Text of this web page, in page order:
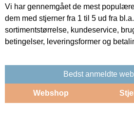
Vi har gennemgået de mest
dem med stjerner fra 1 til 5 ud fra
sortimentstørrelse, kundeservice,
betingelser, leveringsformer og
Bedst anmeldte
Webshop